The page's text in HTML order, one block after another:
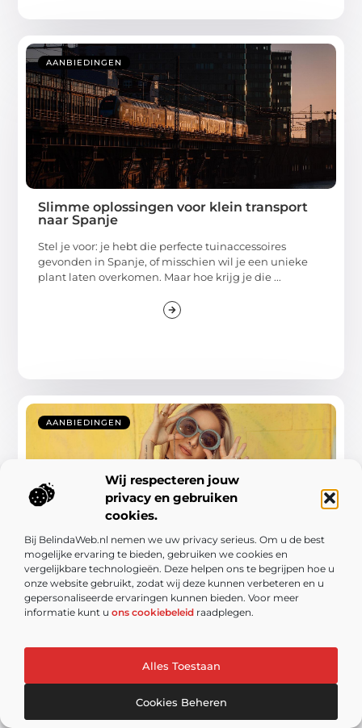
Wij respecteren jouw
privacy en gebruiken
cookies.
Bij BelindaWeb.nl nemen we uw privacy serieus. Om u de best
mogelijke ervaring te bieden, gebruiken we cookies en
vergelijkbare technologieën. Deze helpen ons te begrijpen hoe u
onze website gebruikt, zodat wij deze kunnen verbeteren en u
gepersonaliseerde ervaringen kunnen bieden. Voor meer
informatie kunt u ons cookiebeleid raadplegen.
Alles Toestaan
Cookies Beheren
AANBIEDINGEN
Slimme oplossingen voor klein transport
naar Spanje
Stel je voor: je hebt die perfecte tuinaccessoires
gevonden in Spanje, of misschien wil je een unieke
plant laten overkomen. Maar hoe krijg je die ...
AANBIEDINGEN
Stijlvolle zonnebrillen met leesgedeelte:
duurzaam en betaalbaar
Als je graag tijd doorbrengt in je tuin, weet je hoe
belangrijk het is om goed voorbereid te zijn. Of je nu